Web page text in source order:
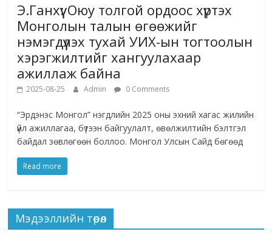
Э.Ганхүү: Оюу толгой ордоос хүртэх
Монголын талын өгөөжийг
нэмэгдүүлэх тухай УИХ-ын тогтоолын
хэрэгжилтийг хангуулахаар
ажиллаж байна
2025-08-25 Admin 0 Comments
“Эрдэнэс Монгол” нэгдлийн 2025 оны эхний хагас жилийн
үйл ажиллагаа, бүтээн байгуулалт, өвөлжилтийн бэлтгэл
байдал зөвлөгөөн боллоо. Монгол Улсын Сайд бөгөөд
Read more
Мэдээллийн төрөл